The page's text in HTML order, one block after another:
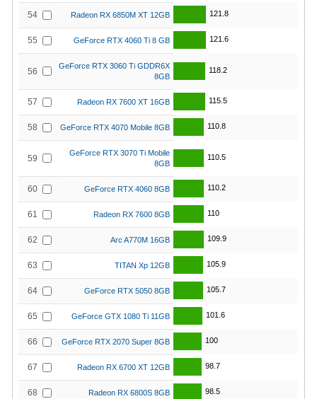
54 Radeon RX 6850M XT 12GB 121.8
55 GeForce RTX 4060 Ti 8 GB 121.6
56
GeForce RTX 3060 Ti GDDR6X
8GB
118.2
57 Radeon RX 7600 XT 16GB 115.5
58 GeForce RTX 4070 Mobile 8GB 110.8
59
GeForce RTX 3070 Ti Mobile
8GB
110.5
60 GeForce RTX 4060 8GB 110.2
61 Radeon RX 7600 8GB 110
62 Arc A770M 16GB 109.9
63 TITAN Xp 12GB 105.9
64 GeForce RTX 5050 8GB 105.7
65 GeForce GTX 1080 Ti 11GB 101.6
66 GeForce RTX 2070 Super 8GB 100
67 Radeon RX 6700 XT 12GB 98.7
68 Radeon RX 6800S 8GB 98.5